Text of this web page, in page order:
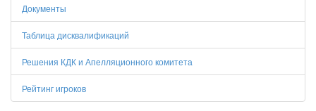
Документы
Таблица дисквалификаций
Решения КДК и Апелляционного комитета
Рейтинг игроков